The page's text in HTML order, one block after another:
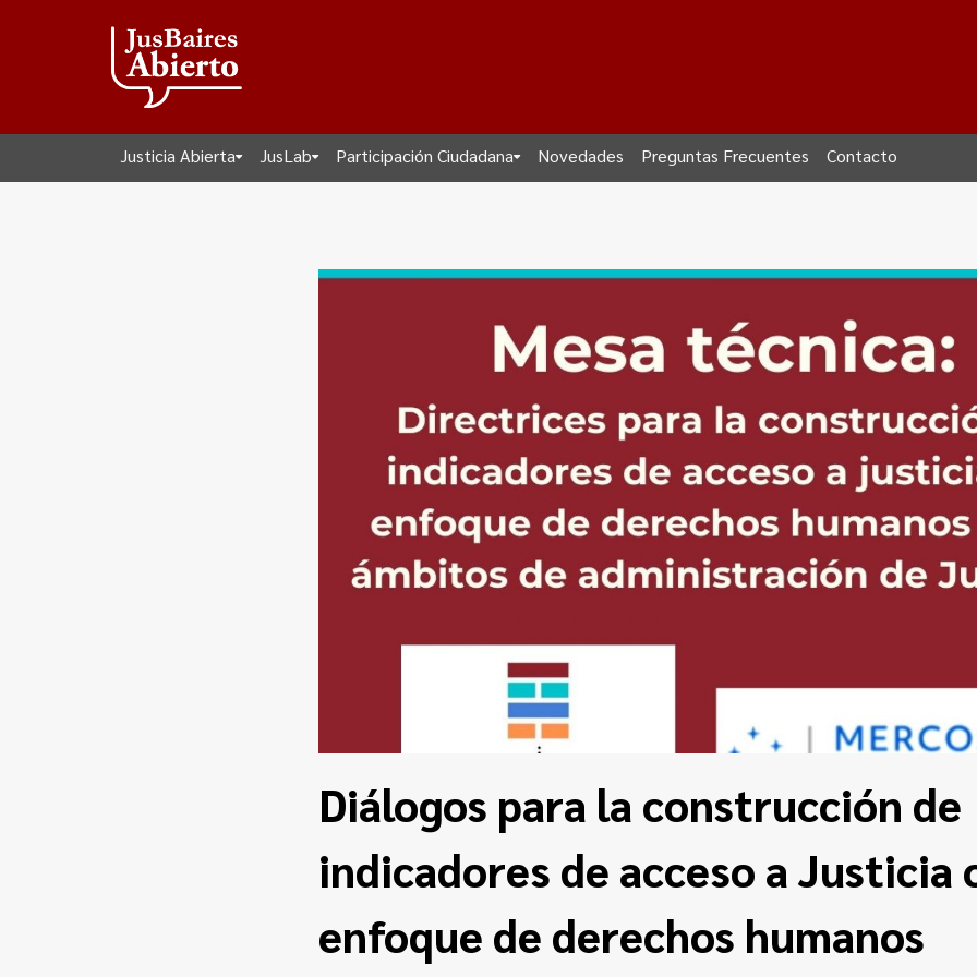
Justicia Abierta JusLab Participación Ciudadana Novedades Preguntas Frecuentes Contacto
Diálogos para la construcción de
indicadores de acceso a Justicia
enfoque de derechos humanos